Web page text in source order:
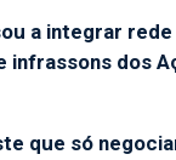
a integrar rede
infrassons dos
que só